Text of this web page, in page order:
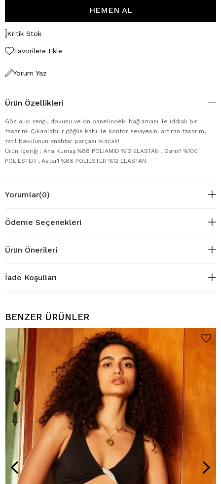
Kritik Stok
Favorilere Ekle
Yorum Yaz
Ürün Özellikleri
Göz alıcı rengi, dokusu ve ön panelindeki bağlaması ile iddialı bir
tasarım! Çıkarılabilir göğüs kabı ile konfor seviyesini artıran tasarım,
tatil bavulunun anahtar parçası olacak!
Ürün İçeriği : Ana Kumaş %88 POLIAMID %12 ELASTAN , Garni1 %100
POLIESTER , Astar1 %88 POLIESTER %12 ELASTAN
Yorumlar(0)
Ödeme Seçenekleri
Ürün Önerileri
İade Koşulları
BENZER ÜRÜNLER